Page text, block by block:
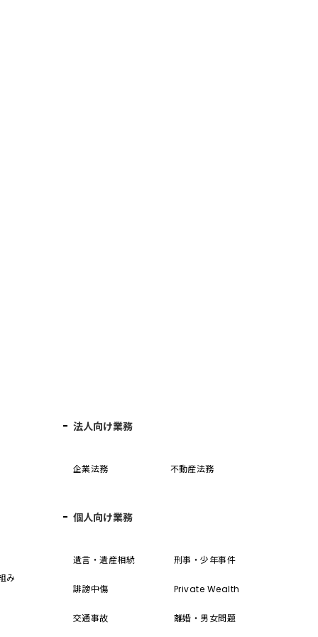
み
法人向け業務
企業法務 不動産法務
個人向け業務
遺言・遺産相続 刑事・少年事件
誹謗中傷 Private Wealth
交通事故 離婚・男女問題